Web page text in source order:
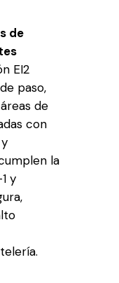
de
EI2
paso,
de
con
la
y